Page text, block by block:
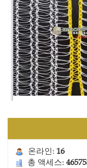
온라인: 16
총 액세스: